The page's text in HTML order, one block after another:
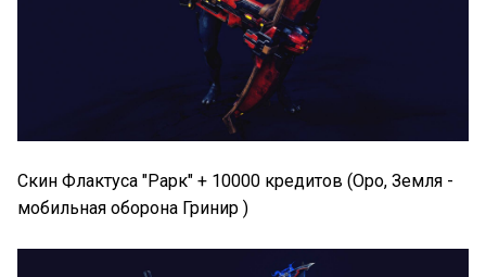
Скин Флактуса "Рарк" + 10000 кредитов (Оро, Земля -
мобильная оборона Гринир )